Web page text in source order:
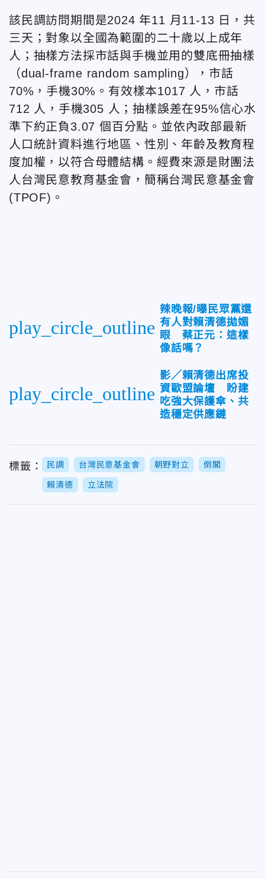
該民調訪問期間是2024 年11 月11-13 日，共
三天；對象以全國為範圍的二十歲以上成年
人；抽樣方法採市話與手機並用的雙底冊抽樣
（dual-frame random sampling），市話
70%，手機30%。有效樣本1017 人，市話
712 人，手機305 人；抽樣誤差在95%信心水
準下約正負3.07 個百分點。並依內政部最新
人口統計資料進行地區、性別、年齡及教育程
度加權，以符合母體結構。經費來源是財團法
人台灣民意教育基金會，簡稱台灣民意基金會
(TPOF)。
play_circle_outline
辣晚報/曝民眾黨還
有人對賴清德拋媚
眼 蔡正元：這樣
像話嗎？
play_circle_outline
影／賴清德出席投
資歐盟論壇 盼建
吃強大保護傘、共
造穩定供應鏈
標籤： 民調 台灣民意基金會 朝野對立 倒閣
賴清德 立法院